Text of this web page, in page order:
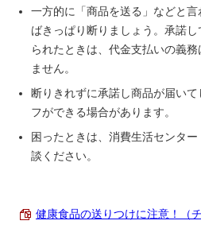
一方的に「商品を送る」などと
ばきっぱり断りましょう。承諾
られたときは、代金支払いの義
ません。
断りきれずに承諾し商品が届い
フができる場合があります。
困ったときは、消費生活センタ
談ください。
健康食品の送りつけに注意！（